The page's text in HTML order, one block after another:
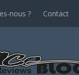
nous ? Contact